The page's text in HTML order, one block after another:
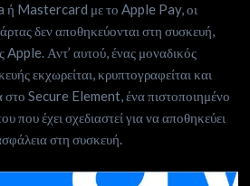
ή Mastercard με το Apple Pay, οι
δεν αποθηκεύονται στη συσκευή,
Apple. Αντ’ αυτού, ένας μοναδικός
εκχωρείται, κρυπτογραφείται και
στο Secure Element, ένα πιστοποιημένο
που έχει σχεδιαστεί για να αποθηκεύει
στη συσκευή.